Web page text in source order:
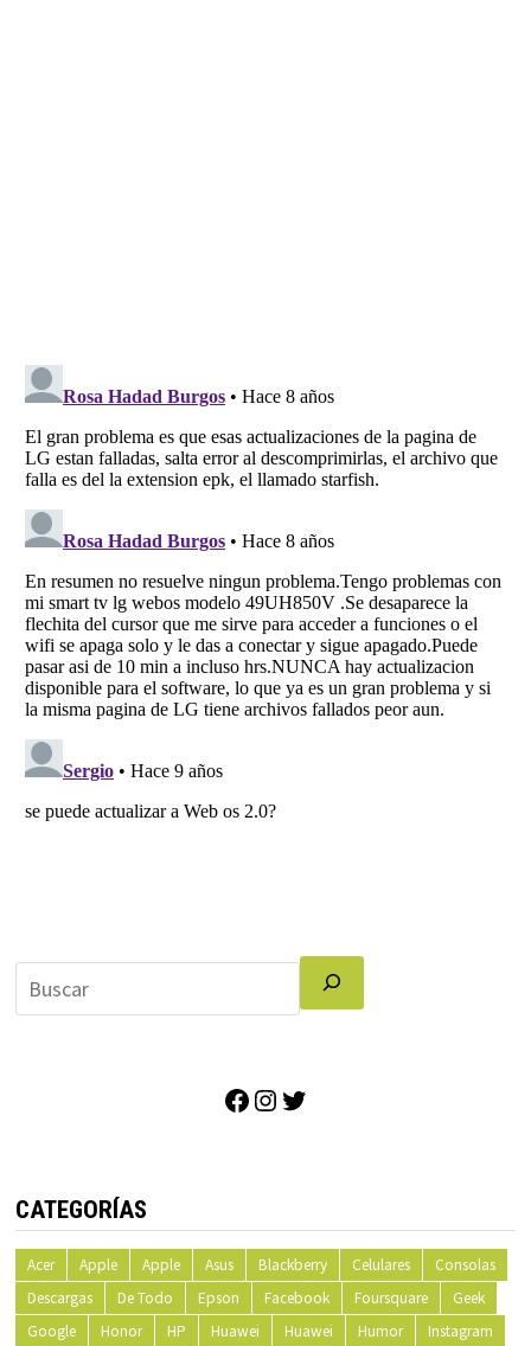
Facebook
Instagram
CATEGORÍAS
Acer Apple Apple Asus Blackberry Celulares
Consolas
Descargas
De Todo Epson Facebook Foursquare
Geek
Google
Honor HP Huawei Huawei Humor
Instagram